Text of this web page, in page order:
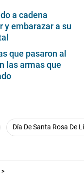
a cadena
y embarazar a su
que pasaron al
las armas que
Día De Santa Rosa De